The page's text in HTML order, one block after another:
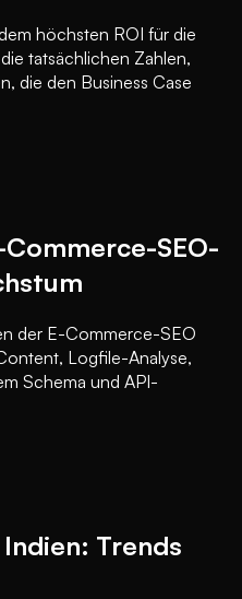
höchsten ROI für die
tatsächlichen Zahlen,
die den Business Case
SEO-
der E-Commerce-SEO
Logfile-Analyse,
Schema und API-
Trends